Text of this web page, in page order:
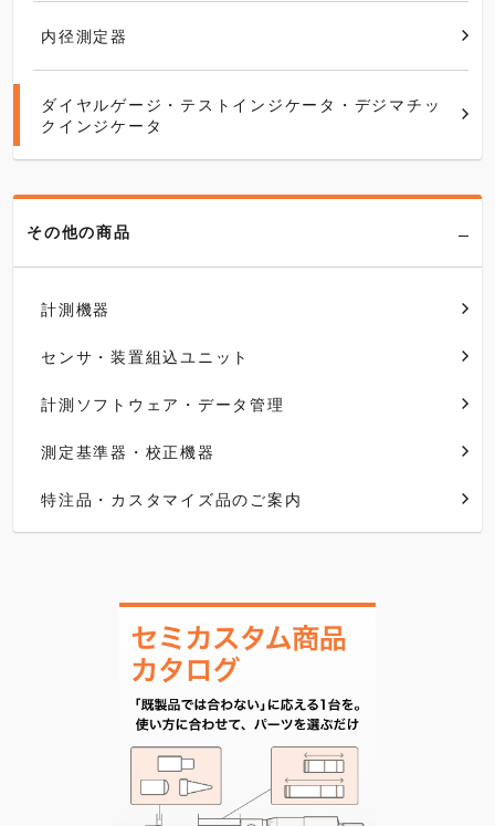
内径測定器
ダイヤルゲージ・テストインジケータ・デジマチッ
クインジケータ
その他の商品
計測機器
センサ・装置組込ユニット
計測ソフトウェア・データ管理
測定基準器・校正機器
特注品・カスタマイズ品のご案内